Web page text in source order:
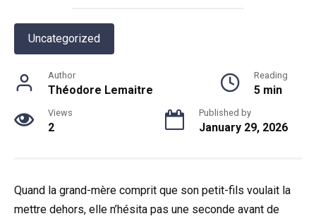
Uncategorized
Author
Théodore Lemaitre
Reading
5 min
Views
2
Published by
January 29, 2026
Quand la grand-mère comprit que son petit-fils voulait la
mettre dehors, elle n’hésita pas une seconde avant de